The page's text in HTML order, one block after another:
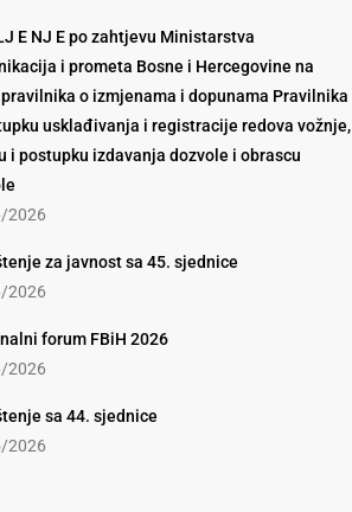
E NJ E po zahtjevu Ministarstva
i prometa Bosne i Hercegovine na
o izmjenama i dopunama Pravilnika
usklađivanja i registracije redova vožnje,
i postupku izdavanja dozvole i obrascu
2026
za javnost sa 45. sjednice
2026
forum FBiH 2026
2026
sa 44. sjednice
2026